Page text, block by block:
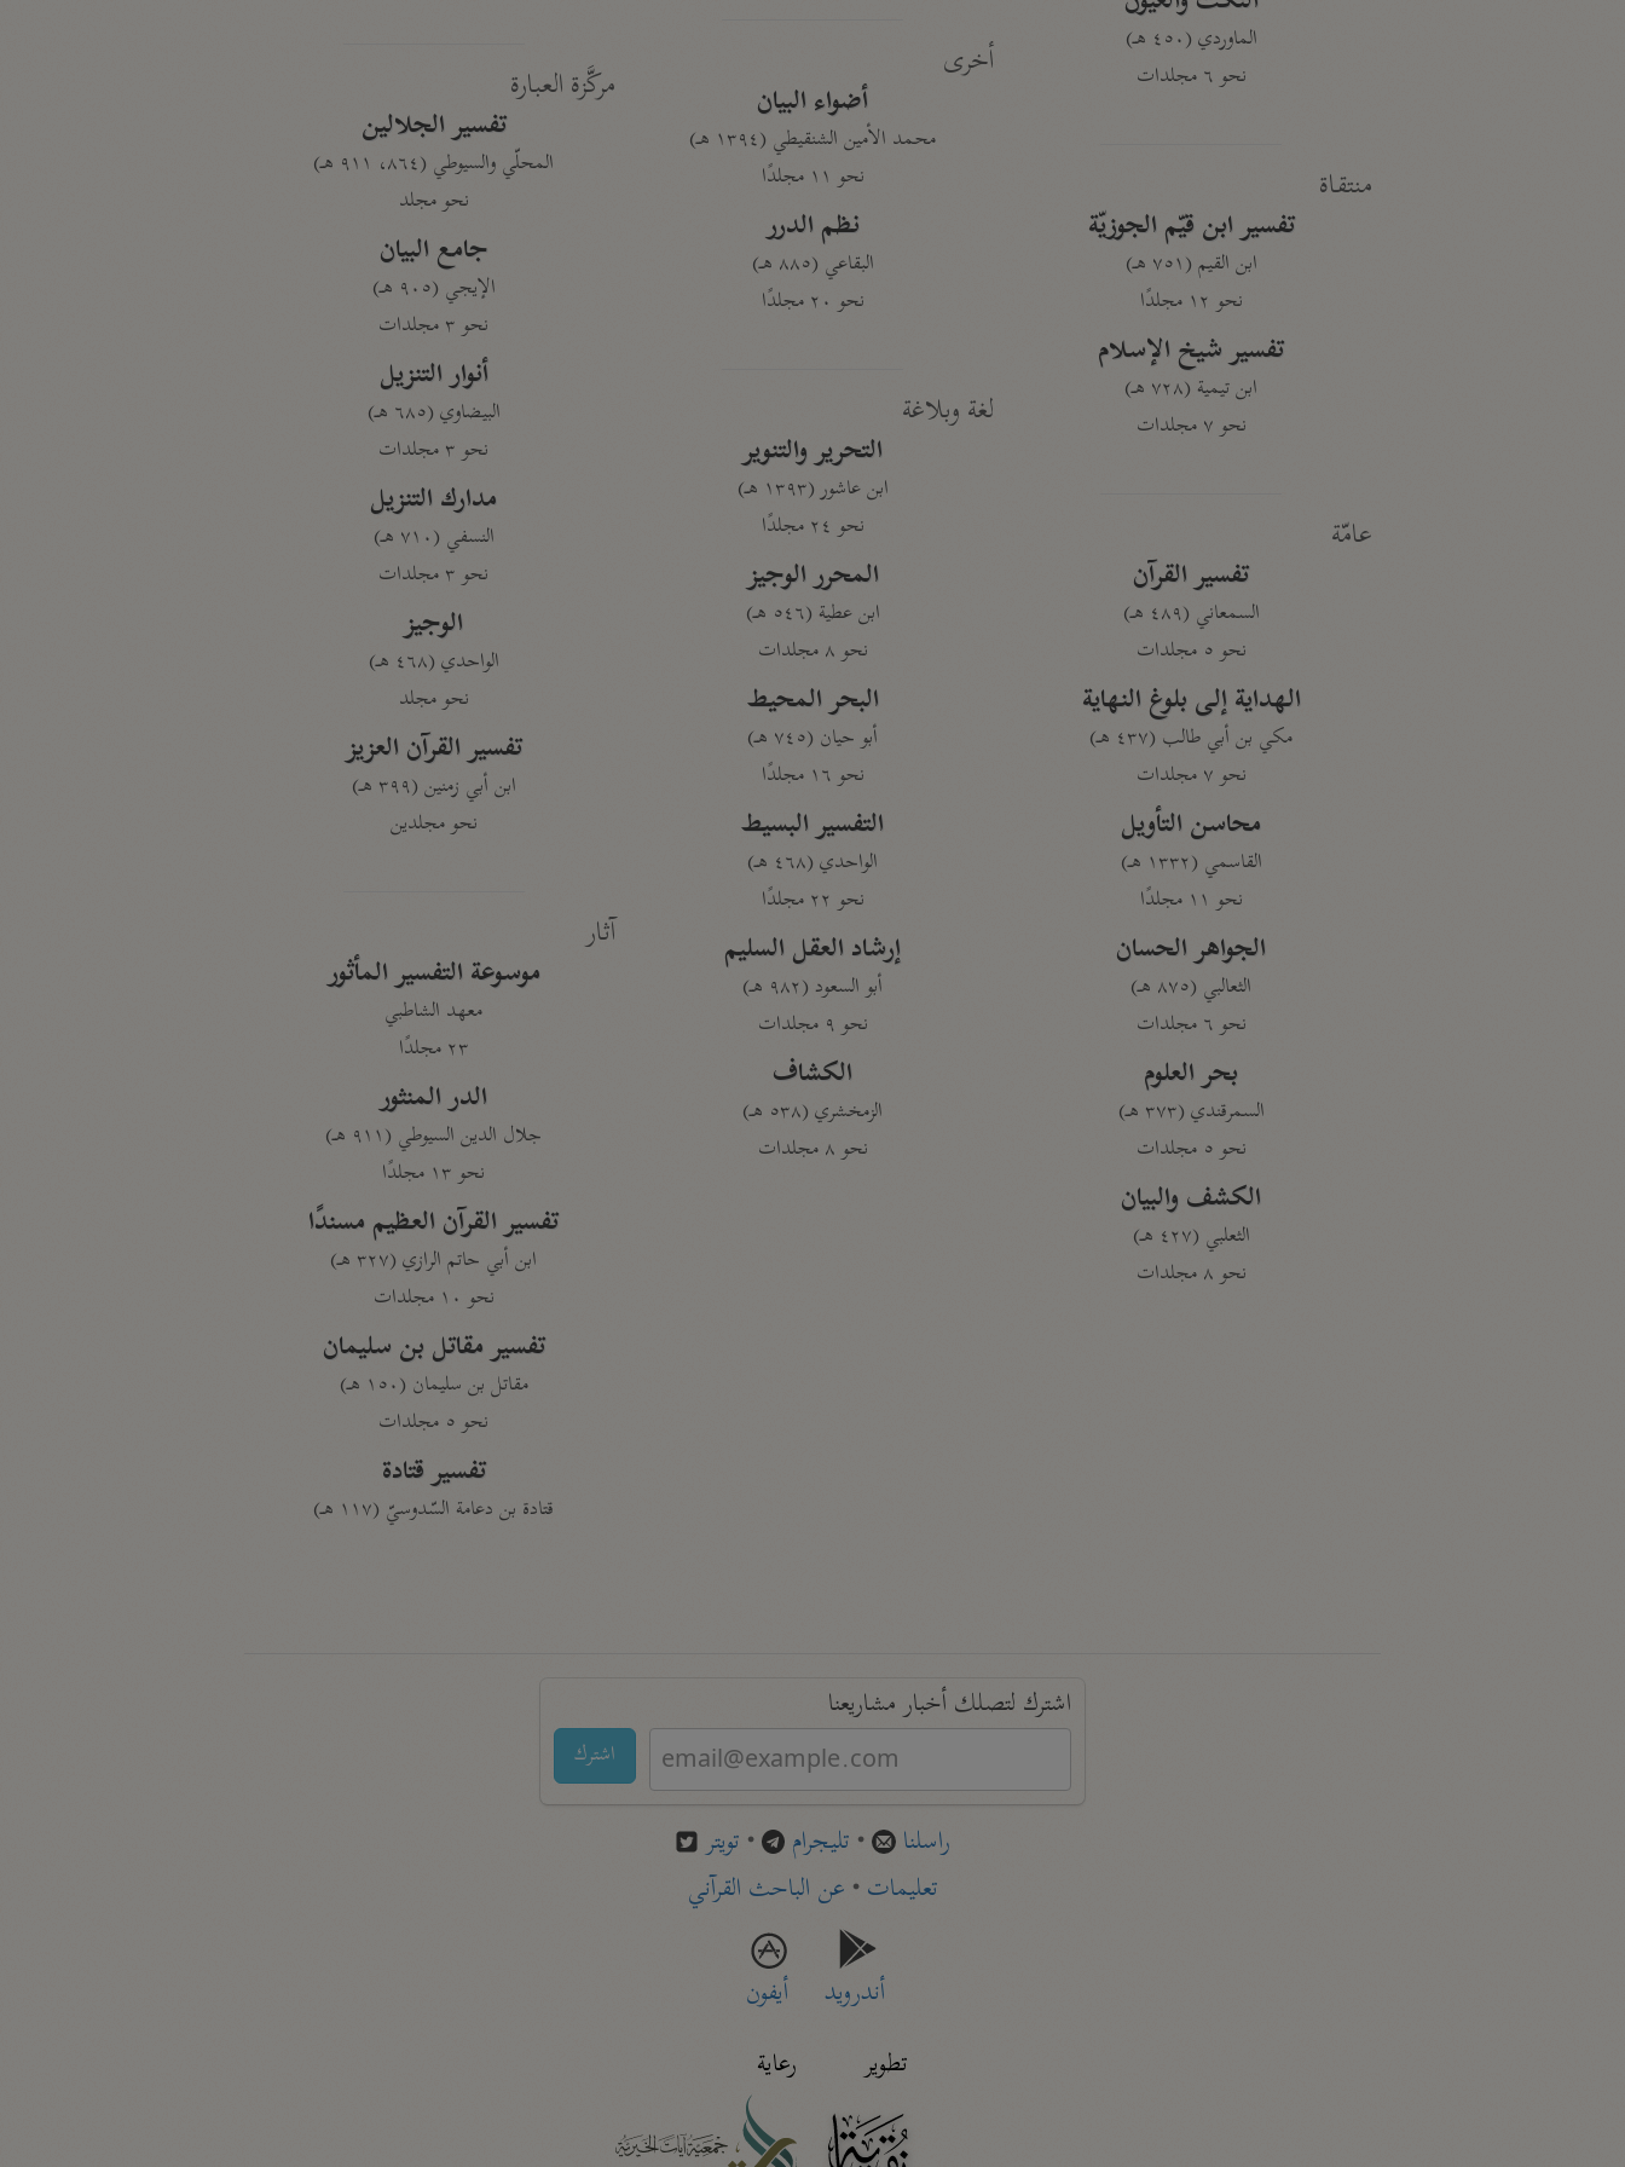
الماوردي (٤٥٠ هـ)
نحو ٦ مجلدات
منتقاة
تفسير ابن قيّم الجوزيّة
ابن القيم (٧٥١ هـ)
نحو ١٢ مجلدًا
تفسير شيخ الإسلام
ابن تيمية (٧٢٨ هـ)
نحو ٧ مجلدات
عامّة
تفسير القرآن
السمعاني (٤٨٩ هـ)
نحو ٥ مجلدات
الهداية إلى بلوغ النهاية
مكي بن أبي طالب (٤٣٧ هـ)
نحو ٧ مجلدات
محاسن التأويل
القاسمي (١٣٣٢ هـ)
نحو ١١ مجلدًا
الجواهر الحسان
الثعالبي (٨٧٥ هـ)
نحو ٦ مجلدات
بحر العلوم
السمرقندي (٣٧٣ هـ)
نحو ٥ مجلدات
الكشف والبيان
الثعلبي (٤٢٧ هـ)
نحو ٨ مجلدات
أخرى
أضواء البيان
محمد الأمين الشنقيطي (١٣٩٤ هـ)
نحو ١١ مجلدًا
نظم الدرر
البقاعي (٨٨٥ هـ)
نحو ٢٠ مجلدًا
لغة وبلاغة
التحرير والتنوير
ابن عاشور (١٣٩٣ هـ)
نحو ٢٤ مجلدًا
المحرر الوجيز
ابن عطية (٥٤٦ هـ)
نحو ٨ مجلدات
البحر المحيط
أبو حيان (٧٤٥ هـ)
نحو ١٦ مجلدًا
التفسير البسيط
الواحدي (٤٦٨ هـ)
نحو ٢٢ مجلدًا
إرشاد العقل السليم
أبو السعود (٩٨٢ هـ)
نحو ٩ مجلدات
الكشاف
الزمخشري (٥٣٨ هـ)
نحو ٨ مجلدات
مركَّزة العبارة
تفسير الجلالين
المحلّي والسيوطي (٨٦٤، ٩١١ هـ)
نحو مجلد
جامع البيان
الإيجي (٩٠٥ هـ)
نحو ٣ مجلدات
أنوار التنزيل
البيضاوي (٦٨٥ هـ)
نحو ٣ مجلدات
مدارك التنزيل
النسفي (٧١٠ هـ)
نحو ٣ مجلدات
الوجيز
الواحدي (٤٦٨ هـ)
نحو مجلد
تفسير القرآن العزيز
ابن أبي زمنين (٣٩٩ هـ)
نحو مجلدين
آثار
موسوعة التفسير المأثور
معهد الشاطبي
٢٣ مجلدًا
الدر المنثور
جلال الدين السيوطي (٩١١ هـ)
نحو ١٣ مجلدًا
تفسير القرآن العظيم مسندًا
ابن أبي حاتم الرازي (٣٢٧ هـ)
نحو ١٠ مجلدات
تفسير مقاتل بن سليمان
مقاتل بن سليمان (١٥٠ هـ)
نحو ٥ مجلدات
تفسير قتادة
قتادة بن دعامة السّدوسيّ (١١٧ هـ)
اشترك لتصلك أخبار مشاريعنا
اشترك
راسلنا • تليجرام • تويتر
تعليمات• عن الباحث القرآني
أندرويد
أيفون
تطوير
رعاية